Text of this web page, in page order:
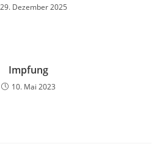
29. Dezember 2025
Impfung
10. Mai 2023